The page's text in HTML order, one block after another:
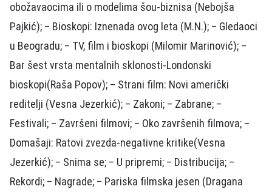
obožavaocima ili o modelima šou-biznisa (Nebojša
Pajkić); – Bioskopi: Iznenada ovog leta (M.N.); – Gledaoci
u Beogradu; – TV, film i bioskopi (Milomir Marinović); –
Bar šest vrsta mentalnih sklonosti-Londonski
bioskopi(Raša Popov); – Strani film: Novi američki
reditelji (Vesna Jezerkić); – Zakoni; – Zabrane; –
Festivali; – Završeni filmovi; – Oko završenih filmova; –
Domašaji: Ratovi zvezda-negativne kritike(Vesna
Jezerkić); – Snima se; – U pripremi; – Distribucija; –
Rekordi; – Nagrade; – Pariska filmska jesen (Dragana